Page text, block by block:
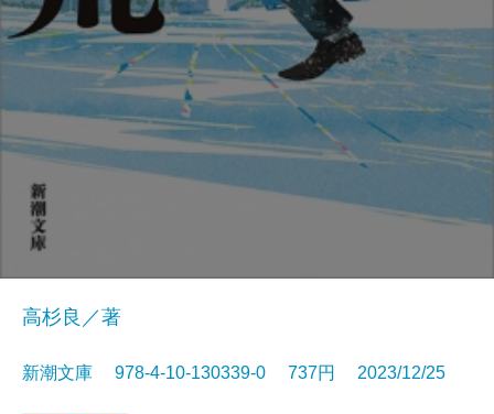
高杉良／著
新潮文庫 978-4-10-130339-0 737円 2023/12/25